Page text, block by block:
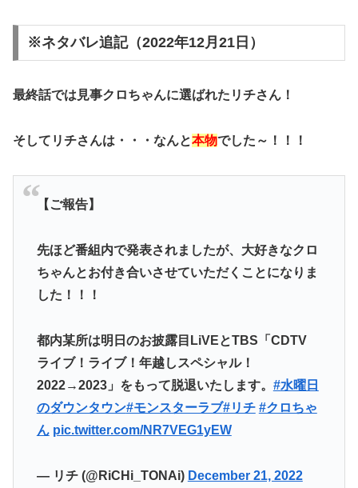
※ネタバレ追記（2022年12月21日）
最終話では見事クロちゃんに選ばれたリチさん！
そしてリチさんは・・・なんと本物でした～！！！
【ご報告】
先ほど番組内で発表されましたが、大好きなクロ
ちゃんとお付き合いさせていただくことになりま
した！！！
都内某所は明日のお披露目LiVEとTBS「CDTV
ライブ！ライブ！年越しスペシャル！
2022→2023」をもって脱退いたします。 #水曜日
のダウンタウン#モンスターラブ#リチ #クロちゃ
ん pic.twitter.com/NR7VEG1yEW
— リチ (@RiCHi_TONAi) December 21, 2022